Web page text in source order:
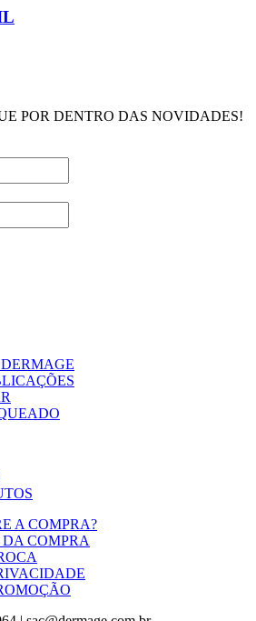
POR DENTRO DAS NOVIDADES!
A COMPRA?
DA COMPRA